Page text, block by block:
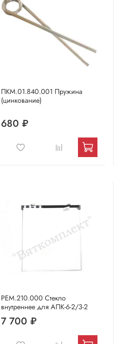
ПКМ.01.840.001 Пружина
(цинкование)
680 ₽
РЕМ.210.000 Стекло
внутреннее для АПК-6-2/3-2
7 700 ₽